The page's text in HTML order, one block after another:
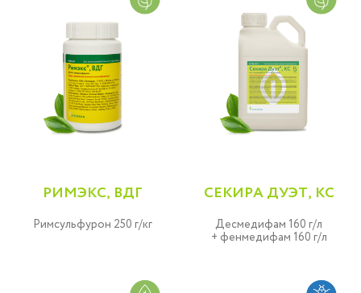
РИМЭКС, ВДГ
Римсульфурон 250 г/кг
СЕКИРА ДУЭТ, КС
Десмедифам 160 г/л
+ фенмедифам 160 г/л